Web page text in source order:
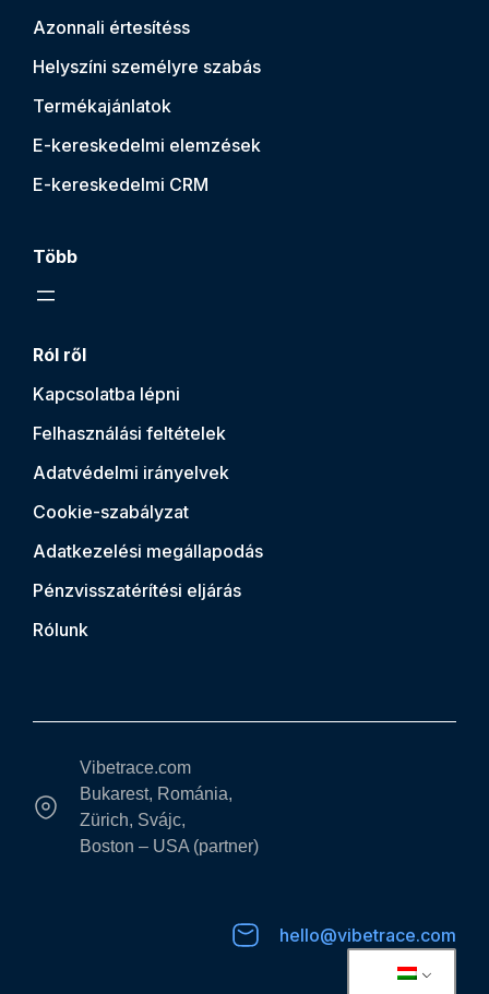
Azonnali értesítéss
Helyszíni személyre szabás
Termékajánlatok
E-kereskedelmi elemzések
E-kereskedelmi CRM
Több
Ról ről
Kapcsolatba lépni
Felhasználási feltételek
Adatvédelmi irányelvek
Cookie-szabályzat
Adatkezelési megállapodás
Pénzvisszatérítési eljárás
Rólunk
Vibetrace.com
Bukarest, Románia,
Zürich, Svájc,
Boston – USA (partner)
hello@vibetrace.com